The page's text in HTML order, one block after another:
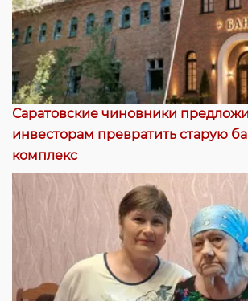
Саратовские чиновники
инвесторам превратить старую
комплекс